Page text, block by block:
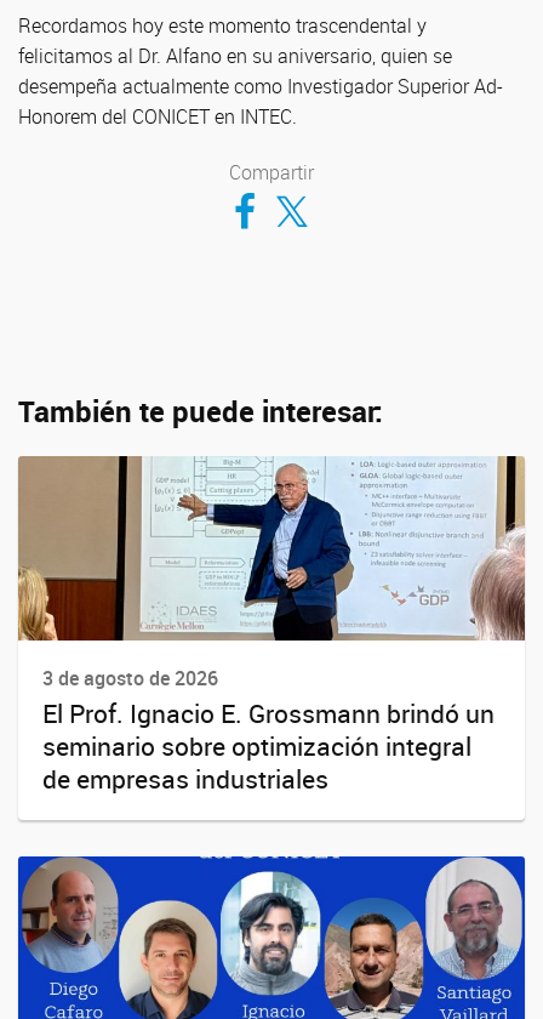
Recordamos hoy este momento trascendental y
felicitamos al Dr. Alfano en su aniversario, quien se
desempeña actualmente como Investigador Superior Ad-
Honorem del CONICET en INTEC.
Compartir
Compartir en Facebook
Compartir en Twitter
También te puede interesar:
3 de agosto de 2026
El Prof. Ignacio E. Grossmann brindó un
seminario sobre optimización integral
de empresas industriales